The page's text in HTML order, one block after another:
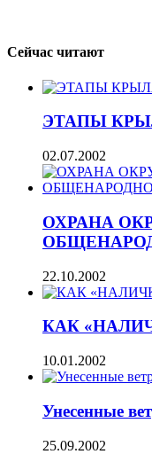
Сейчас читают
ЭТАПЫ
02.07.2002
ОХРАНА
22.10.2002
КАК
10.01.2002
Унесенные
25.09.2002